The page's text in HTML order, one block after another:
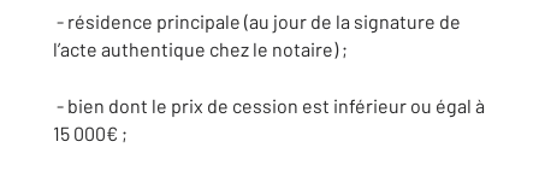
- résidence principale (au jour de la signature de
l’acte authentique chez le notaire) ;
- bien dont le prix de cession est inférieur ou égal à
15 000€ ;